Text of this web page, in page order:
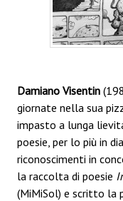
Damiano Visentin
giornate nella sua
impasto a lunga
poesie, per lo più in
riconoscimenti in
la raccolta di poesie
(MiMiSol) e scritto la